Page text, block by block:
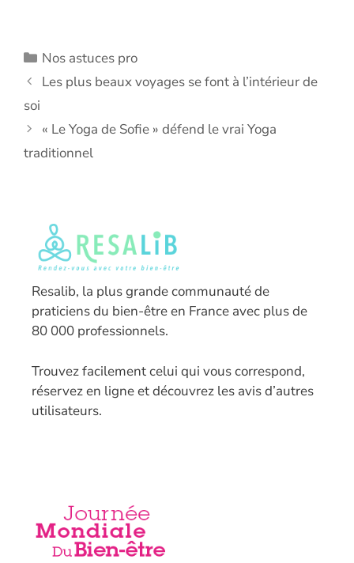
Catégories
Nos astuces pro
Les plus beaux voyages se font à l’intérieur de
soi
« Le Yoga de Sofie » défend le vrai Yoga
traditionnel
Resalib, la plus grande communauté de
praticiens du bien-être en France avec plus de
80 000 professionnels.
Trouvez facilement celui qui vous correspond,
réservez en ligne et découvrez les avis d’autres
utilisateurs.